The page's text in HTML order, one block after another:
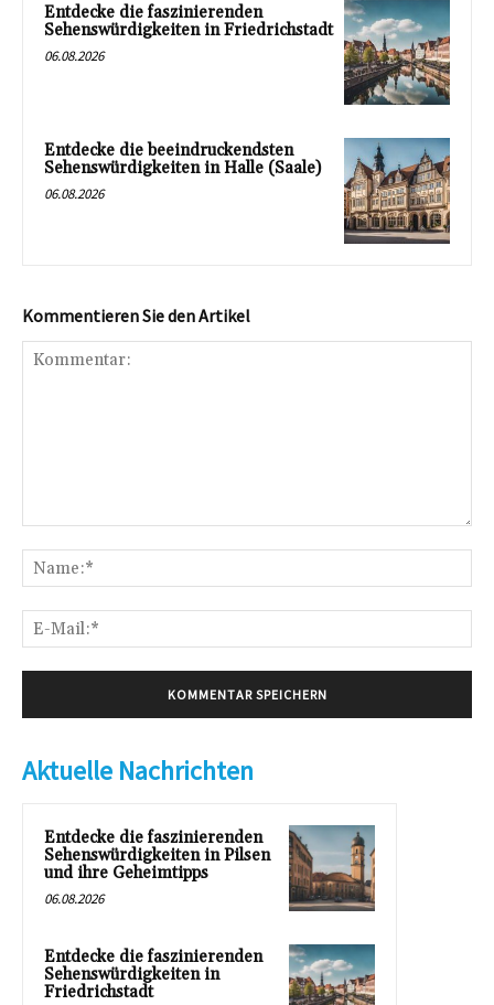
Entdecke die faszinierenden
Sehenswürdigkeiten in Friedrichstadt
06.08.2026
Entdecke die beeindruckendsten
Sehenswürdigkeiten in Halle (Saale)
06.08.2026
Kommentieren Sie den Artikel
Aktuelle Nachrichten
Entdecke die faszinierenden
Sehenswürdigkeiten in Pilsen
und ihre Geheimtipps
06.08.2026
Entdecke die faszinierenden
Sehenswürdigkeiten in
Friedrichstadt